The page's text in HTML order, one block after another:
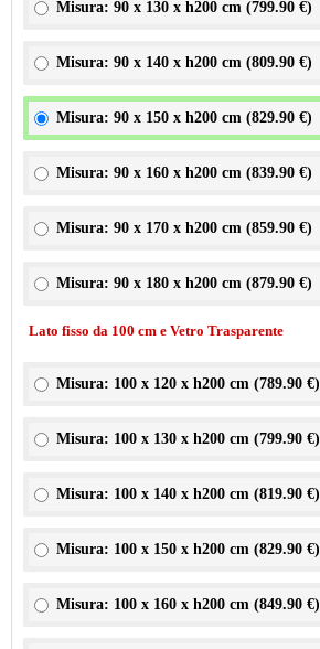
Misura: 90 x 130 x h200 cm (799.90 €)
Misura: 90 x 140 x h200 cm (809.90 €)
Misura: 90 x 150 x h200 cm (829.90 €)
Misura: 90 x 160 x h200 cm (839.90 €)
Misura: 90 x 170 x h200 cm (859.90 €)
Misura: 90 x 180 x h200 cm (879.90 €)
Lato fisso da 100 cm e Vetro Trasparente
Misura: 100 x 120 x h200 cm (789.90 €)
Misura: 100 x 130 x h200 cm (799.90 €)
Misura: 100 x 140 x h200 cm (819.90 €)
Misura: 100 x 150 x h200 cm (829.90 €)
Misura: 100 x 160 x h200 cm (849.90 €)